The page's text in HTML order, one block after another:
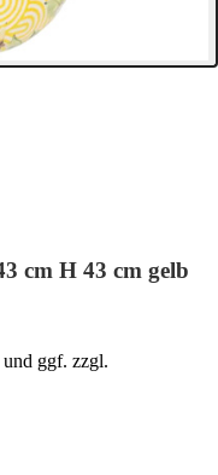
cm H 43 cm gelb
ggf. zzgl.